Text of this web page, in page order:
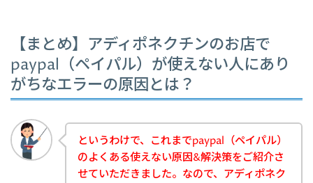
【まとめ】アディポネクチンのお店で
paypal（ペイパル）が使えない人にあり
がちなエラーの原因とは？
というわけで、これまでpaypal（ペイパル）
のよくある使えない原因&解決策をご紹介さ
せていただきました。なので、アディポネク